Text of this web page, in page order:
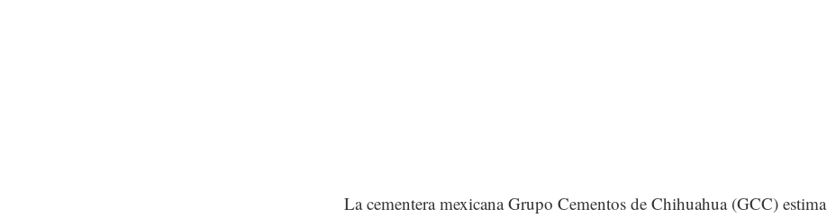
La cementera mexicana Grupo Cementos de Chihuahua (GCC) estima